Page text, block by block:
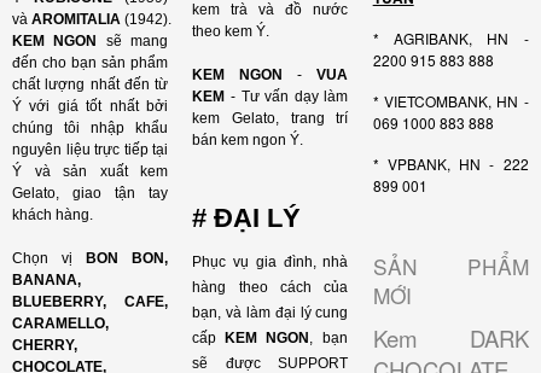
và AROMITALIA (1942).
KEM NGON
sẽ mang
đến cho bạn sản phẩm
chất lượng nhất đến từ
Ý với giá tốt nhất bởi
chúng tôi nhập khẩu
nguyên liệu trực tiếp tại
Ý và sản xuất kem
Gelato, giao tận tay
khách hàng.
Chọn vị
BON BON,
BANANA,
BLUEBERRY, CAFE,
CARAMELLO,
CHERRY,
CHOCOLATE,
kem trà và đồ nước
theo kem Ý.
KEM NGON-VUA
KEM - Tư vấn dạy làm
kem Gelato, trang trí
bán kem ngon Ý.
# ĐẠI LÝ
Phục vụ gia đình, nhà
hàng theo cách của
bạn, và làm đại lý cung
cấp
KEM NGON , bạn
sẽ được SUPPORT
* AGRIBANK, HN -
2200 915 883 888
* VIETCOMBANK, HN -
069 1000 883 888
* VPBANK, HN - 222
899 001
SẢN PHẨM
MỚI
Kem DARK